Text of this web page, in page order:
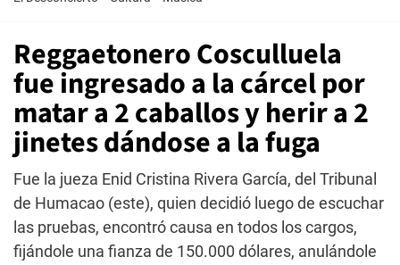
Reggaetonero Cosculluela
fue ingresado a la cárcel por
matar a 2 caballos y herir a 2
jinetes dándose a la fuga
Fue la jueza Enid Cristina Rivera García, del Tribunal
de Humacao (este), quien decidió luego de escuchar
las pruebas, encontró causa en todos los cargos,
fijándole una fianza de 150.000 dólares, anulándole